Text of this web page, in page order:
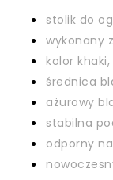
stolik do
wykonany
kolor khaki,
średnica
ażurowy
stabilna
odporny